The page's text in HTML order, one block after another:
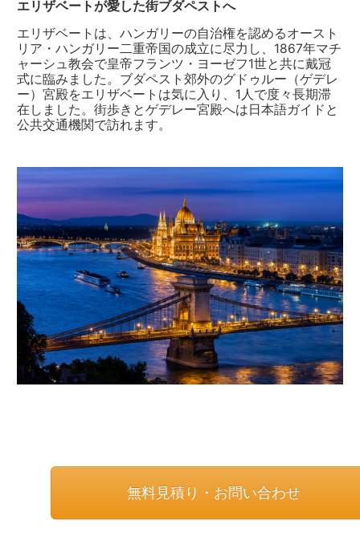
エリザベートが愛した街ブダペストへ
エリザベートは、ハンガリーの自治権を認めるオースト
リア・ハンガリー二重帝国の成立に尽力し、1867年マチ
ャーシュ教会で皇帝フランツ・ヨーゼフ1世と共に戴冠
式に臨みました。ブダペスト郊外のグドゥルー（ゲデレ
ー）宮殿をエリザベートは気に入り、1人で度々長期滞
在しました。街歩きとゲデレー宮殿へは日本語ガイドと
公共交通機関で訪れます。
無料見積り・お問い合わせ